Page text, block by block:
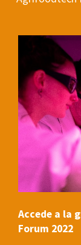
Accede a la
Forum 2022